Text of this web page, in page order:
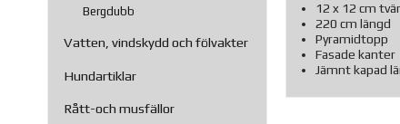
Bergdubb
Vatten, vindskydd och fölvakter
Hundartiklar
Rått-och musfällor
12 x 12 cm
220 cm längd
Pyramidtopp
Fasade kanter
Jämnt kapad